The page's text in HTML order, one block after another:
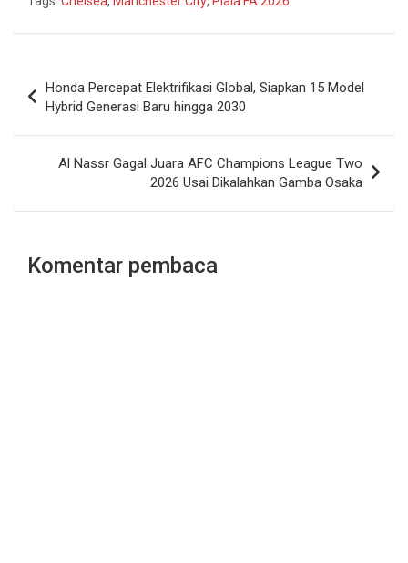
pos
Honda Percepat Elektrifikasi Global, Siapkan 15 Model
Hybrid Generasi Baru hingga 2030
Al Nassr Gagal Juara AFC Champions League Two
2026 Usai Dikalahkan Gamba Osaka
Komentar pembaca